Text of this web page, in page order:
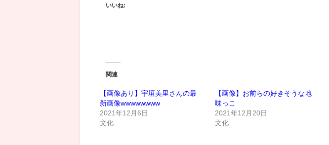
いいね:
関連
【画像あり】宇垣美里さんの最
新画像wwwwwwww
2021年12月6日
文化
【画像】お前らの好きそうな地
味っこ
2021年12月20日
文化